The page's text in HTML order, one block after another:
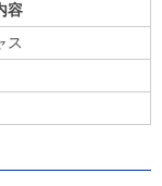
容
ス